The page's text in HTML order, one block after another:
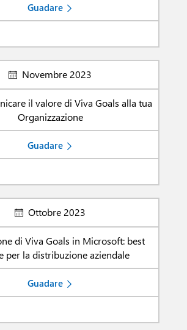
Guadare
Novembre 2023
il valore di Viva Goals alla tua
Organizzazione
Guadare
Ottobre 2023
di Viva Goals in Microsoft: best
per la distribuzione aziendale
Guadare